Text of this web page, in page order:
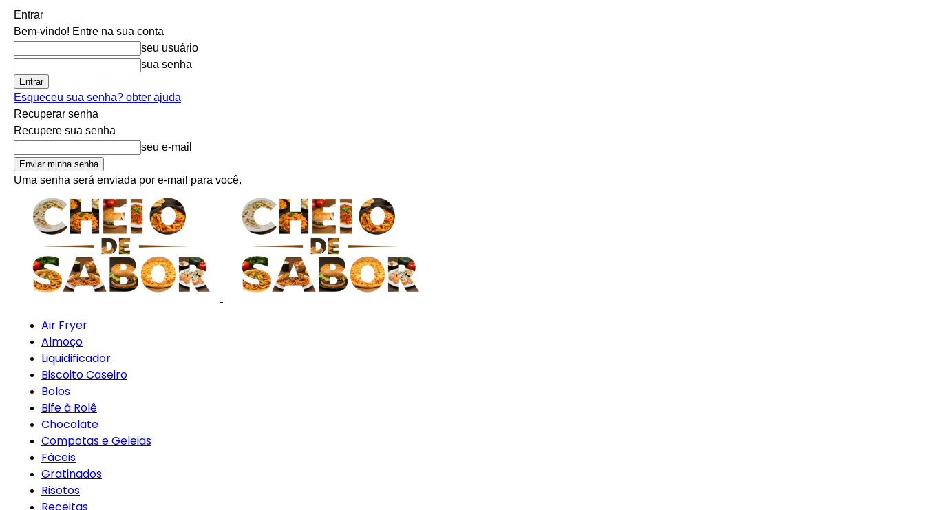
Entrar
Bem-vindo! Entre na sua conta
seu usuário
sua senha
Esqueceu sua senha? obter ajuda
Recuperar senha
Recupere sua senha
seu e-mail
Uma senha será enviada por e-mail para você.
Air Fryer
Almoço
Liquidificador
Biscoito Caseiro
Bolos
Bife à Rolê
Chocolate
Compotas e Geleias
Fáceis
Gratinados
Risotos